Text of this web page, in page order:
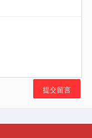
提交留言